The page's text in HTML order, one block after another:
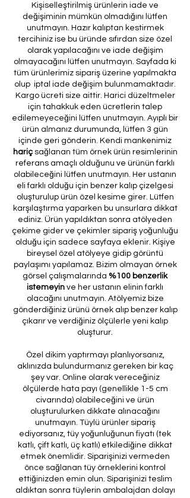
Kişiselleştirilmiş ürünlerin iade ve
değişiminin mümkün olmadığını lütfen
unutmayın. Hazır kalıptan kestirmek
tercihiniz ise bu üründe sıfırdan size özel
olarak yapılacağını ve iade değişim
olmayacağını lütfen unutmayın. Sayfada ki
tüm ürünlerimiz sipariş üzerine yapılmakta
olup iptal iade değişim bulunmamaktadır.
Kargo ücreti size aittir. Harici düzeltmeler
için tahakkuk eden ücretlerin talep
edilemeyeceğini lütfen unutmayın. Ayıplı bir
ürün almanız durumunda, lütfen 3 gün
içinde geri gönderin. Kendi mankenimiz
hariçsağlanan tüm örnek ürün resimlerinin
referans amaçlı olduğunu ve ürünün farklı
olabileceğini lütfen unutmayın. Her ustanın
eli farklı olduğu için benzer kalıp çizelgesi
oluşturulup ürün özel kesime girer. Lütfen
karşılaştırma yaparken bu unsurlara dikkat
ediniz. Ürün yapıldıktan sonra atölyeden
çekime gider ve çekimler sipariş yoğunluğu
olduğu için sadece sayfaya eklenir. Kişiye
bireysel özel atölyeye gidip görüntü
paylaşımı yapılamaz. Bizim olmayan örnek
görsel çalışmalarında %100 benzerlik
istemeyin ve her ustanın elinin farklı
olacağını unutmayın. Atölyemiz bize
gönderdiğiniz ürünü örnek alıp benzer kalıp
çıkarır ve verdiğiniz ölçülerle yeni kalıp
oluşturur.
Özel dikim yaptırmayı planlıyorsanız,
aklınızda bulundurmanız gereken bir kaç
şey var. Online olarak vereceğiniz
ölçülerde hata payı (genellikle 1-5 cm
civarında) olabileceğini ve ürün
oluşturulurken dikkate alınacağını
unutmayın. Tüylü ürünler sipariş
ediyorsanız, tüy yoğunluğunun fiyatı (tek
katlı, çift katlı, üç katlı) etkilediğine dikkat
etmek önemlidir. Siparişinizi vermeden
önce sağlanan tüy örneklerini kontrol
ettiğinizden emin olun. Siparişinizi teslim
aldıktan sonra tüylerin ambalajdan dolayı